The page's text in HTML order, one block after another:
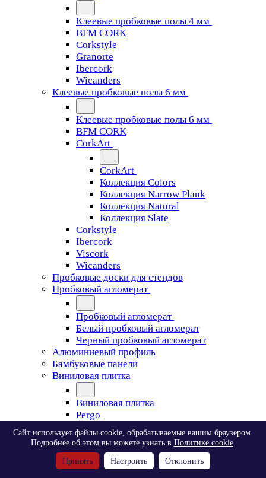
Клеевые пробковые полы 4 мм
BFM CORK
Corkstyle
Granorte
Ibercork
Wicanders
Клеевые пробковые полы 6 мм
Клеевые пробковые полы 6 мм
BFM CORK
CorkArt
CorkArt
Коллекция Colors
Коллекция Narrow Plank
Коллекция Natural
Коллекция Slate
Corkstyle
Ibercork
Viscork
Wicanders
Пробковые доски для стендов
Пробковый агломерат
Пробковый агломерат
Белый пробковый агломерат
Черный пробковый агломерат
Алюминиевый профиль
Бамбуковые панели
Виниловая плитка
Виниловая плитка
Pergo
Pergo
Classic Plank Optimum Glue
Modern Plank Optimum Glue
Сайт использует файлы cookie, обрабатываемые вашим браузером.
Подробнее об этом вы можете узнать в Политике cookie.
Принять Настроить Отклонить